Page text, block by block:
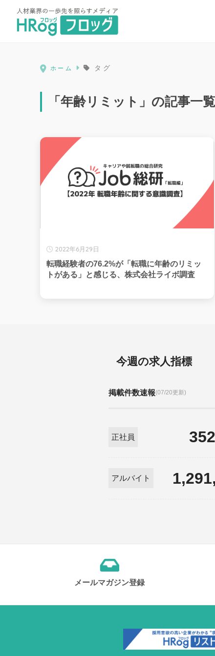
HRog | 人材業界の一歩先を照らす
ホーム タグ
「年齢リミット」の記事一覧
2022年6月29日
転職経験者の76.2%が「転職に年齢のリミッ
トがある」と感じる、株式会社ライボ調査
今週の求人指標
掲載件数速報(07/20更新)
正社員
アルバイト
メールマガジン登録